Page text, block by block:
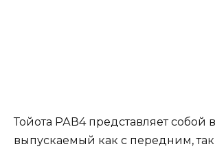
Тойота РАВ4 представляет собой
выпускаемый как с передним,